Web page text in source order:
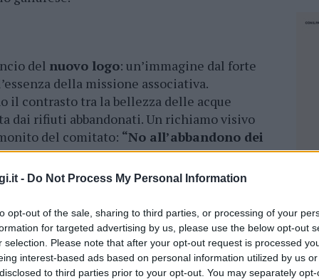
- Do Not Process My Personal Information
opt-out of the sale, sharing to third parties, or processing of your
for targeted advertising by us, please use the below opt-out
selection. Please note that after your opt-out request is processed
interest-based ads based on personal information utilized by us
to third parties prior to your opt-out. You may separately
del nuovo logo: un’immagine dal forte
della missione associativa.
il contrasto tra la bellezza delle acque
dai rifiuti abbandonati. Un richiamo visivo
del comitato: “No all’abbandono dei
territorio”.
si limita alla semplice sensibilizzazione.
rigoroso che parte da un monitoraggio
una mappatura realizzata sulla base
e residenti, vengono identificate le
un database sempre aggiornato sullo